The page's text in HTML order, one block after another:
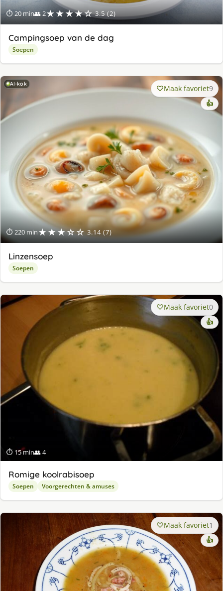
⏱ 20 min👥 2★★★★☆ 3.5 (2)
Campingsoep van de dag
Soepen
AI-kok
⏱ 220 min★★★☆☆ 3.14 (7)
Maak favoriet9
👍
Linzensoep
Soepen
⏱ 15 min👥 4
Maak favoriet0
👍
Romige koolrabisoep
Soepen Voorgerechten & amuses
Maak favoriet1
👍